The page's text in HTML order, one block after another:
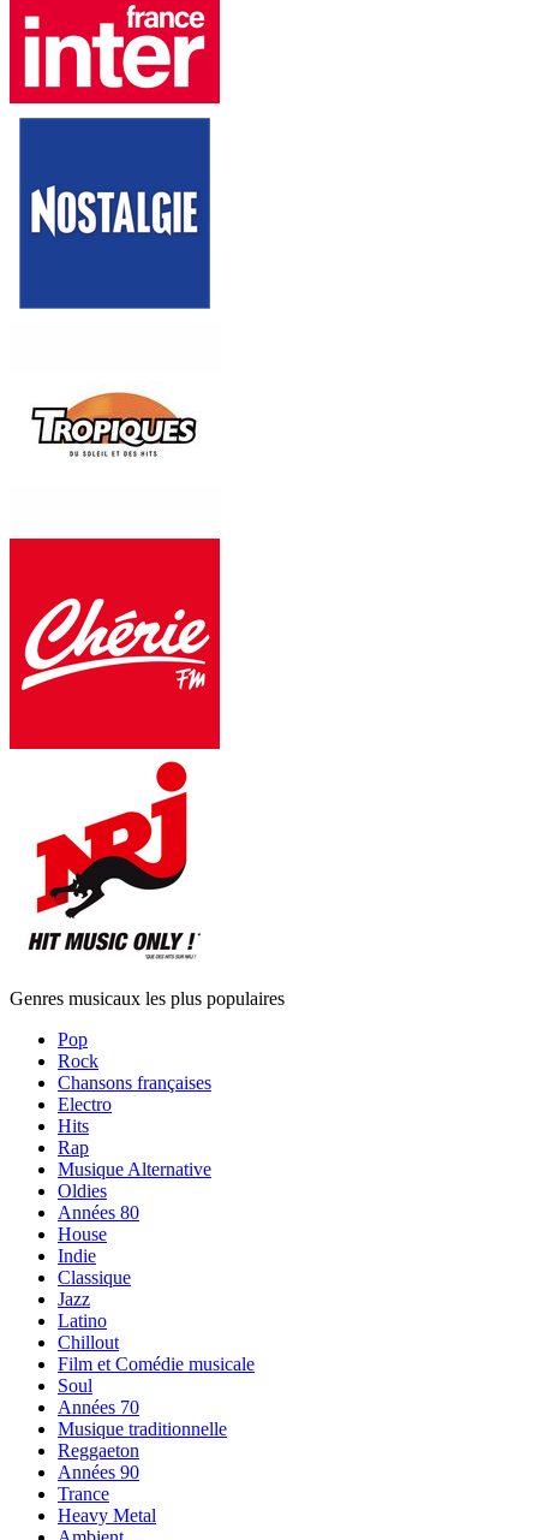
Genres musicaux les plus populaires
Pop
Rock
Chansons françaises
Electro
Hits
Rap
Musique Alternative
Oldies
Années 80
House
Indie
Classique
Jazz
Latino
Chillout
Film et Comédie musicale
Soul
Années 70
Musique traditionnelle
Reggaeton
Années 90
Trance
Heavy Metal